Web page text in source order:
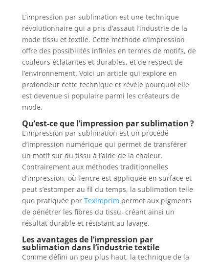
L’impression par sublimation est une technique
révolutionnaire qui a pris d’assaut l’industrie de la
mode tissu et textile. Cette méthode d’impression
offre des possibilités infinies en termes de motifs, de
couleurs éclatantes et durables, et de respect de
l’environnement. Voici un article qui explore en
profondeur cette technique et révèle pourquoi elle
est devenue si populaire parmi les créateurs de
mode.
Qu’est-ce que l’impression par sublimation ?
L’impression par sublimation est un procédé
d’impression numérique qui permet de transférer
un motif sur du tissu à l’aide de la chaleur.
Contrairement aux méthodes traditionnelles
d’impression, où l’encre est appliquée en surface et
peut s’estomper au fil du temps, la sublimation telle
que pratiquée par Teximprim permet aux pigments
de pénétrer les fibres du tissu, créant ainsi un
résultat durable et résistant au lavage.
Les avantages de l’impression par
sublimation dans l’industrie textile
Comme défini un peu plus haut, la technique de la